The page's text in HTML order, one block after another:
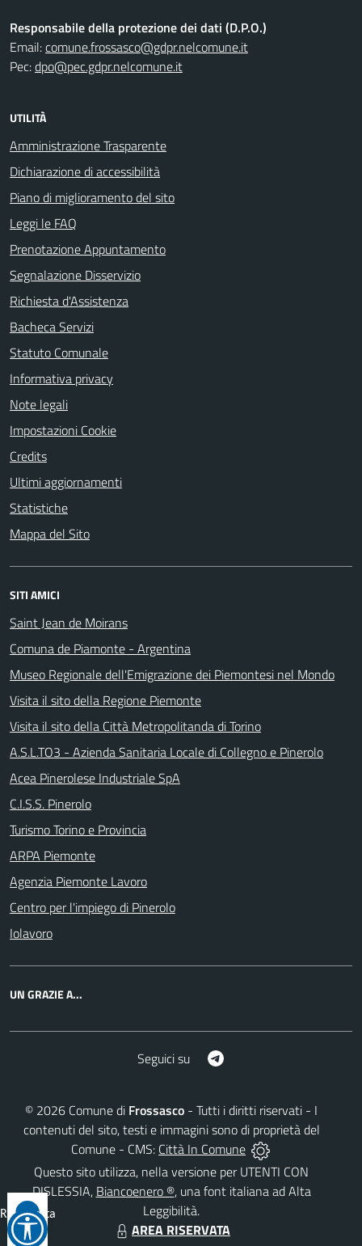
Responsabile della protezione dei dati (D.P.O.)
Email:comune.frossasco@gdpr.nelcomune.it
Pec:dpo@pec.gdpr.nelcomune.it
UTILITÀ
Amministrazione Trasparente
Dichiarazione di accessibilità
Piano di miglioramento del sito
Leggi le FAQ
Prenotazione Appuntamento
Segnalazione Disservizio
Richiesta d'Assistenza
Bacheca Servizi
Statuto Comunale
Informativa privacy
Note legali
Impostazioni Cookie
Credits
Ultimi aggiornamenti
Statistiche
Mappa del Sito
SITI AMICI
Saint Jean de Moirans
Comuna de Piamonte - Argentina
Museo Regionale dell'Emigrazione dei Piemontesi nel Mondo
Visita il sito della Regione Piemonte
Visita il sito della Città Metropolitanda di Torino
A.S.L.TO3 - Azienda Sanitaria Locale di Collegno e Pinerolo
Acea Pinerolese Industriale SpA
C.I.S.S. Pinerolo
Turismo Torino e Provincia
ARPA Piemonte
Agenzia Piemonte Lavoro
Centro per l'impiego di Pinerolo
Iolavoro
UN GRAZIE A...
Seguici su
© 2026 Comune di Frossasco - Tutti i diritti riservati - I
contenuti del sito, testi e immagini sono di proprietà del
Comune - CMS: Città In Comune
Questo sito utilizza, nella versione per UTENTI CON
DISLESSIA, Biancoenero ®, una font italiana ad Alta
Leggibilità.
AREA RISERVATA
Reimposta
tutto